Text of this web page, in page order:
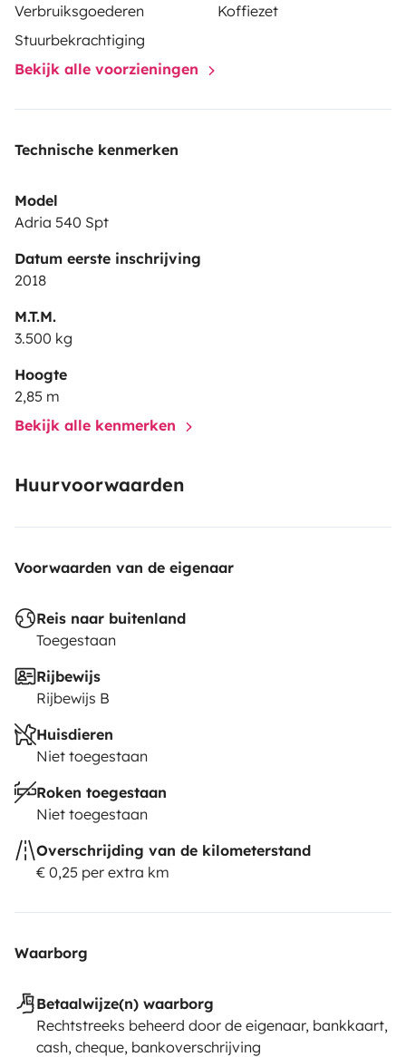
Verbruiksgoederen
Koffiezet
Stuurbekrachtiging
Bekijk alle voorzieningen
Technische kenmerken
Model
Adria 540 Spt
Datum eerste inschrijving
2018
M.T.M.
3.500 kg
Hoogte
2,85 m
Bekijk alle kenmerken
Huurvoorwaarden
Voorwaarden van de eigenaar
Reis naar buitenland
Toegestaan
Rijbewijs
Rijbewijs B
Huisdieren
Niet toegestaan
Roken toegestaan
Niet toegestaan
Overschrijding van de kilometerstand
€ 0,25 per extra km
Waarborg
Betaalwijze(n) waarborg
Rechtstreeks beheerd door de eigenaar, bankkaart,
cash, cheque, bankoverschrijving